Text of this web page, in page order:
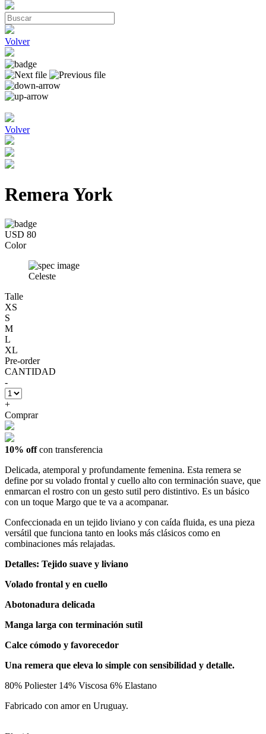
Volver
Volver
Remera York
USD 80
Color
Celeste
Talle
XS
S
M
L
XL
Pre-order
CANTIDAD
-
+
Comprar
10% offcon transferencia
Delicada, atemporal y profundamente femenina. Esta remera se
define por su volado frontal y cuello alto con terminación suave, que
enmarcan el rostro con un gesto sutil pero distintivo. Es un básico
con un toque Margo que te va a acompanar.
Confeccionada en un tejido liviano y con caída fluida, es una pieza
versátil que funciona tanto en looks más clásicos como en
combinaciones más relajadas.
Detalles: Tejido suave y liviano
Volado frontal y en cuello
Abotonadura delicada
Manga larga con terminación sutil
Calce cómodo y favorecedor
Una remera que eleva lo simple con sensibilidad y detalle.
80% Poliester 14% Viscosa 6% Elastano
Fabricado con amor en Uruguay.